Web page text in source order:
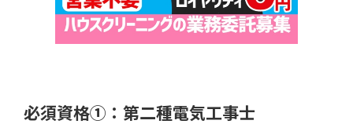
必須資格①：第二種電気工事士